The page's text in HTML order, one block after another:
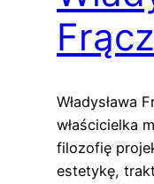
Władysława
właścicielka
filozofię
estetykę,